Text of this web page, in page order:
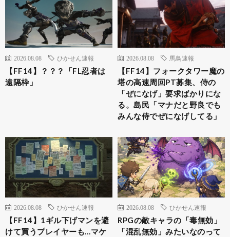
2026.08.08 ひかせん速報
【FF14】？？？「FL忍者は
遠隔枠」
2026.08.08 馬鳥速報
【FF14】フォークタワー魔の
塔の高速周回PT募集、侍の
「ぜになげ」要求ばかりにな
る。島民「マナだと野良でも
みんな侍でぜになげしてる」
2026.08.08 ひかせん速報
【FF14】1ギル下げマンを避
けて買うプレイヤーも…マケ
2026.08.08 ひかせん速報
RPGの敵キャラの「毒無効」
「混乱無効」みたいなのって